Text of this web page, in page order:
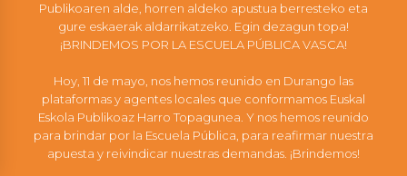
Publikoaren alde, horren aldeko apustua berresteko eta
gure eskaerak aldarrikatzeko. Egin dezagun topa!
¡BRINDEMOS POR LA ESCUELA PÚBLICA VASCA!
Hoy, 11 de mayo, nos hemos reunido en Durango las
plataformas y agentes locales que conformamos Euskal
Eskola Publikoaz Harro Topagunea. Y nos hemos reunido
para brindar por la Escuela Pública, para reafirmar nuestra
apuesta y reivindicar nuestras demandas. ¡Brindemos!